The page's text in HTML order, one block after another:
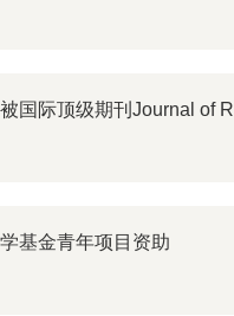
国际顶级期刊Journal of
基金青年项目资助